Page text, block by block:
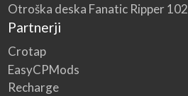
Otroška deska Fanatic Ripper 102
Partnerji
Crotap
EasyCPMods
Recharge